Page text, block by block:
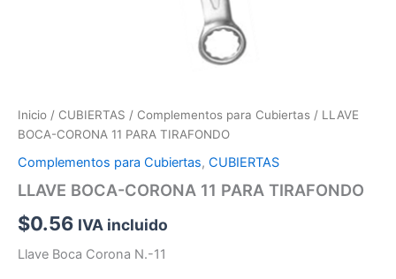
Inicio / CUBIERTAS / Complementos para Cubiertas / LLAVE
BOCA-CORONA 11 PARA TIRAFONDO
Complementos para Cubiertas, CUBIERTAS
LLAVE BOCA-CORONA 11 PARA TIRAFONDO
$0.56 IVA incluido
Llave Boca Corona N.-11